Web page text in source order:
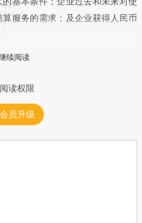
服务的需求；及企业获得人民币
续阅读
读权限
员升级